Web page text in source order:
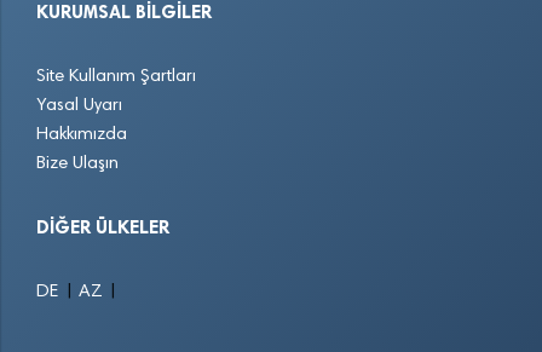
KURUMSAL BILGILER
Site Kullanım Şartları
Yasal Uyarı
Hakkımızda
Bize Ulaşın
DIĞER ÜLKELER
DE AZ